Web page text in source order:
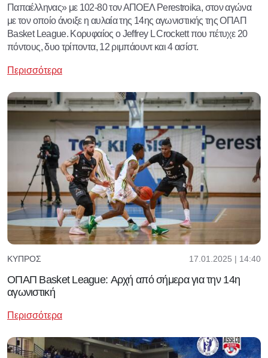
Παπαέλληνας» με 102-80 τον ΑΠΟΕΛ Perestroika, στον αγώνα
με τον οποίο άνοιξε η αυλαία της 14ης αγωνιστικής της ΟΠΑΠ
Βasket League. Κορυφαίος ο Jeffrey L Crockett που πέτυχε 20
πόντους, δυο τρίποντα, 12 ριμπάουντ και 4 ασίστ.
Περισσότερα
ΚΎΠΡΟΣ 17.01.2025 | 14:40
ΟΠΑΠ Basket League: Αρχή από σήμερα για την 14η
αγωνιστική
Περισσότερα